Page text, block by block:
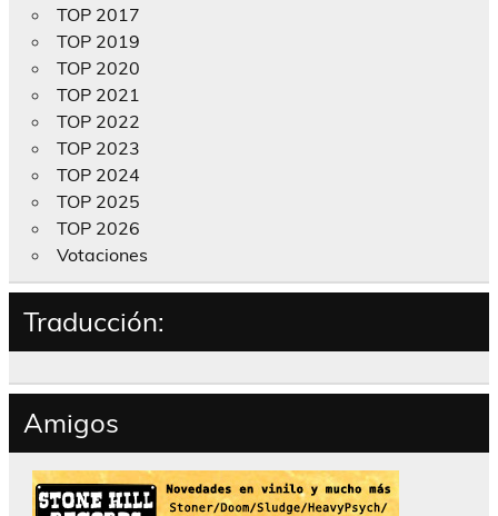
TOP 2017
TOP 2019
TOP 2020
TOP 2021
TOP 2022
TOP 2023
TOP 2024
TOP 2025
TOP 2026
Votaciones
Traducción:
Amigos